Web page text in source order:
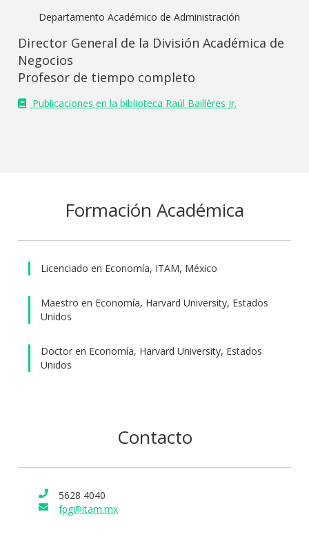
Departamento Académico de Administración
Director General de la División Académica de
Negocios
Profesor de tiempo completo
Publicaciones en la biblioteca Raúl Baillères Jr.
Formación Académica
Licenciado en Economía, ITAM, México
Maestro en Economía, Harvard University, Estados
Unidos
Doctor en Economía, Harvard University, Estados
Unidos
Contacto
5628 4040
fpg@itam.mx